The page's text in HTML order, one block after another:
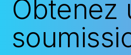
Obtenez